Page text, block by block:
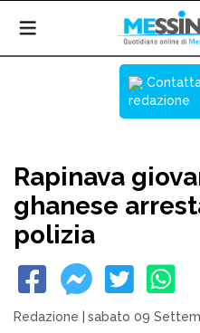
redazione
Rapinava
ghanese
polizia
Redazione sabato 09